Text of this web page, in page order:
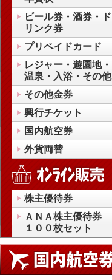
ビール券・酒券・ド
リンク券
プリペイドカード
レジャー・遊園地・
温泉・入浴・その他
その他金券
興行チケット
国内航空券
外貨両替
株主優待券
ＡＮＡ株主優待券
１００枚セット